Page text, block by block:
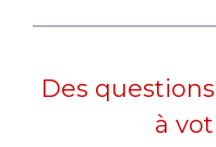
Des
à